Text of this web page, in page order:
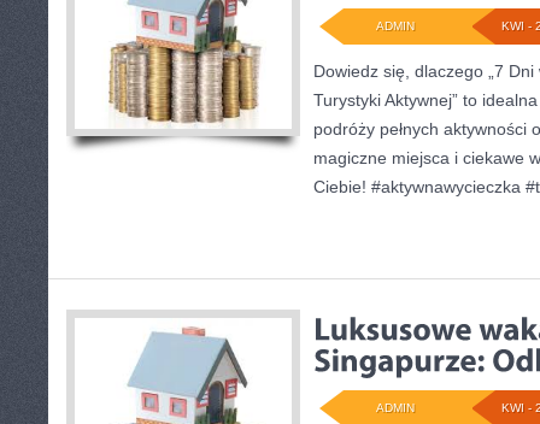
KWI -
ADMIN
Dowiedz się, dlaczego „7
Turystyki Aktywnej” to
podróży pełnych aktywności
magiczne miejsca i ciekawe
Ciebie! #aktywnawycieczka
KWI -
ADMIN